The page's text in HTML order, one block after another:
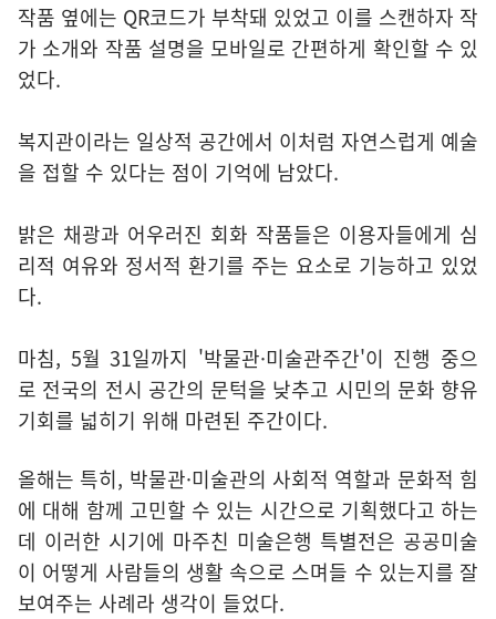
작품 옆에는 QR코드가 부착돼 있었고 이를 스캔하자 작
가 소개와 작품 설명을 모바일로 간편하게 확인할 수 있
었다.
복지관이라는 일상적 공간에서 이처럼 자연스럽게 예술
을 접할 수 있다는 점이 기억에 남았다.
밝은 채광과 어우러진 회화 작품들은 이용자들에게 심
리적 여유와 정서적 환기를 주는 요소로 기능하고 있었
다.
마침, 5월 31일까지 '박물관·미술관주간'이 진행 중으
로 전국의 전시 공간의 문턱을 낮추고 시민의 문화 향유
기회를 넓히기 위해 마련된 주간이다.
올해는 특히, 박물관·미술관의 사회적 역할과 문화적 힘
에 대해 함께 고민할 수 있는 시간으로 기획했다고 하는
데 이러한 시기에 마주친 미술은행 특별전은 공공미술
이 어떻게 사람들의 생활 속으로 스며들 수 있는지를 잘
보여주는 사례라 생각이 들었다.